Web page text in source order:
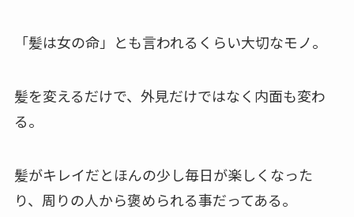
「髪は女の命」とも言われるくらい大切なモノ。
髪を変えるだけで、外見だけではなく内面も変わ
る。
髪がキレイだとほんの少し毎日が楽しくなった
り、周りの人から褒められる事だってある。